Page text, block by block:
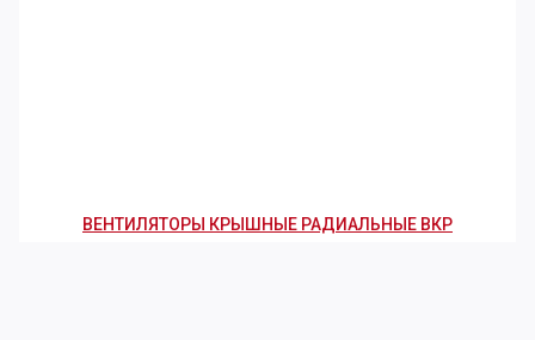
ВЕНТИЛЯТОРЫ КРЫШНЫЕ РАДИАЛЬНЫЕ ВКР